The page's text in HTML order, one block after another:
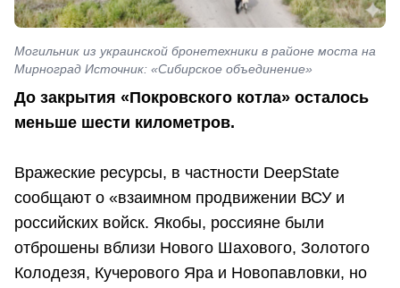
Могильник из украинской бронетехники в районе моста на
Мирноград Источник: «Сибирское объединение»
До закрытия «Покровского котла» осталось
меньше шести километров.
Вражеские ресурсы, в частности DeepState
сообщают о «взаимном продвижении ВСУ и
российских войск. Якобы, россияне были
отброшены вблизи Нового Шахового, Золотого
Колодезя, Кучерового Яра и Новопавловки, но